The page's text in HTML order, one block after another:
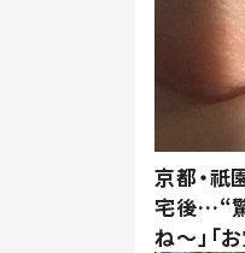
京都・
宅後…“
ね～」「